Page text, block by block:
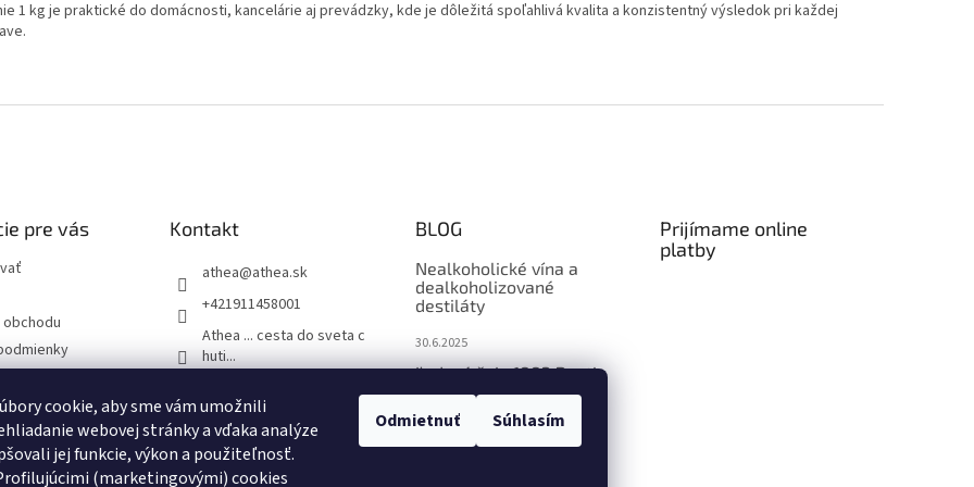
cookie, aby sme vám umožnili
webovej stránky a vďaka analýze
jej funkcie, výkon a použiteľnosť.
(marketingovými) cookies
Odmietnuť Súhlasím
1 kg je praktické do domácnosti, kancelárie aj prevádzky, kde je dôležitá spoľahlivá kvalita a konzistentný výsledok pri každej
pre vás Kontakt
athea@athea.sk
+421911458001
Athea ... cesta do sveta c
huti...
1883 Routin - Barmanské
sirupy
BLOG
Nealkoholické vína a
dealkoholizované
destiláty
30.6.2025
Ľadové čaje 1883 Routin
9.6.2025
One & Only Smoothie:
Prijímame online
platby